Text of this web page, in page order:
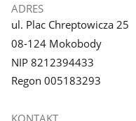
ADRES
ul. Plac Chreptowicza 25
08-124 Mokobody
NIP 8212394433
Regon 005183293
KONTAKT